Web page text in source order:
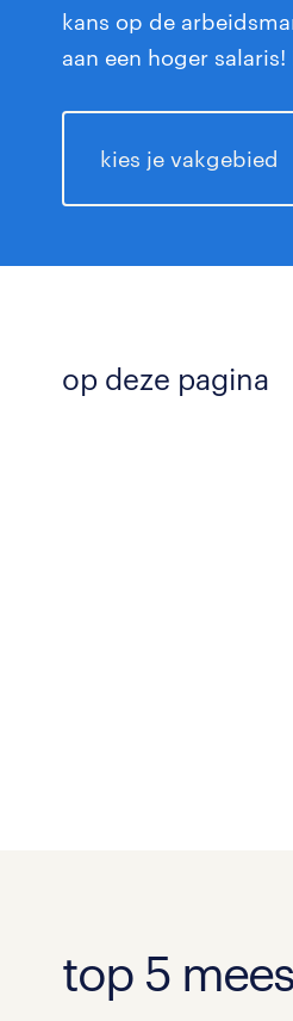
kans op de
aan een hoger
kies je vakgebied
op deze pagina
top 5